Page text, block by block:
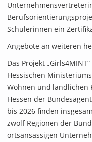
Schülerinnen ein
Angebote an weiteren
Das Projekt
Hessischen
Wohnen und ländlichen
Hessen der
bis 2026 finden
zwölf Regionen der
ortsansässigen